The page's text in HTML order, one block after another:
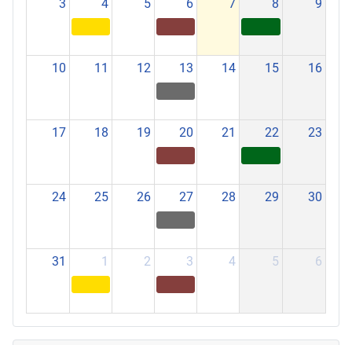
3 4 5 6 7 8 9
10 11 12 13 14 15 16
17 18 19 20 21 22 23
24 25 26 27 28 29 30
31 1 2 3 4 5 6